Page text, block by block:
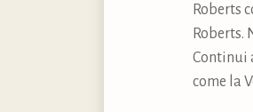
Roberts
Roberts.
Continui
come la